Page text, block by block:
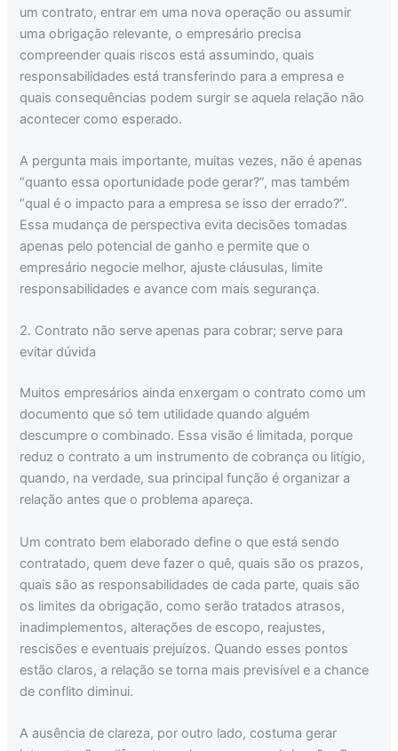
um contrato, entrar em uma nova operação ou assumir
uma obrigação relevante, o empresário precisa
compreender quais riscos está assumindo, quais
responsabilidades está transferindo para a empresa e
quais consequências podem surgir se aquela relação não
acontecer como esperado.
A pergunta mais importante, muitas vezes, não é apenas
“quanto essa oportunidade pode gerar?”, mas também
“qual é o impacto para a empresa se isso der errado?”.
Essa mudança de perspectiva evita decisões tomadas
apenas pelo potencial de ganho e permite que o
empresário negocie melhor, ajuste cláusulas, limite
responsabilidades e avance com mais segurança.
2. Contrato não serve apenas para cobrar; serve para
evitar dúvida
Muitos empresários ainda enxergam o contrato como um
documento que só tem utilidade quando alguém
descumpre o combinado. Essa visão é limitada, porque
reduz o contrato a um instrumento de cobrança ou litígio,
quando, na verdade, sua principal função é organizar a
relação antes que o problema apareça.
Um contrato bem elaborado define o que está sendo
contratado, quem deve fazer o quê, quais são os prazos,
quais são as responsabilidades de cada parte, quais são
os limites da obrigação, como serão tratados atrasos,
inadimplementos, alterações de escopo, reajustes,
rescisões e eventuais prejuízos. Quando esses pontos
estão claros, a relação se torna mais previsível e a chance
de conflito diminui.
A ausência de clareza, por outro lado, costuma gerar